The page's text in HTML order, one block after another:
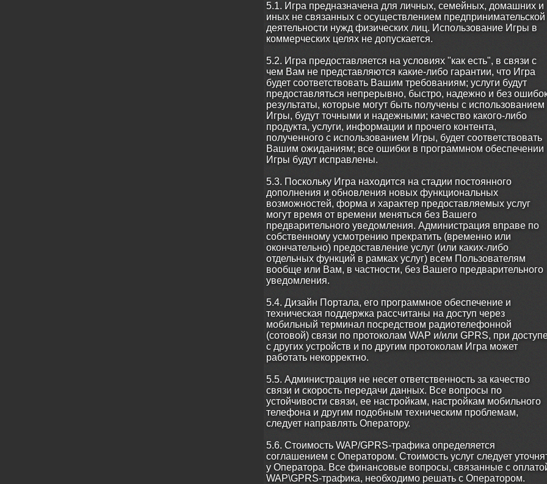
5.1. Игра предназначена для личных, семейных, домашних и
иных не связанных с осуществлением предпринимательской
деятельности нужд физических лиц. Использование Игры в
коммерческих целях не допускается.
5.2. Игра предоставляется на условиях "как есть", в связи с
чем Вам не представляются какие-либо гарантии, что Игра
будет соответствовать Вашим требованиям; услуги будут
предоставляться непрерывно, быстро, надежно и без
результаты, которые могут быть получены с использованием
Игры, будут точными и надежными; качество какого-либо
продукта, услуги, информации и прочего контента,
полученного с использованием Игры, будет соответствовать
Вашим ожиданиям; все ошибки в программном обеспечении
Игры будут исправлены.
5.3. Поскольку Игра находится на стадии постоянного
дополнения и обновления новых функциональных
возможностей, форма и характер предоставляемых услуг
могут время от времени меняться без Вашего
предварительного уведомления. Администрация вправе по
собственному усмотрению прекратить (временно или
окончательно) предоставление услуг (или каких-либо
отдельных функций в рамках услуг) всем Пользователям
вообще или Вам, в частности, без Вашего предварительного
уведомления.
5.4. Дизайн Портала, его программное обеспечение и
техническая поддержка рассчитаны на доступ через
мобильный терминал посредством радиотелефонной
(сотовой) связи по протоколам WAP и/или GPRS, при
с других устройств и по другим протоколам Игра может
работать некорректно.
5.5. Администрация не несет ответственность за качество
связи и скорость передачи данных. Все вопросы по
устойчивости связи, ее настройкам, настройкам мобильного
телефона и другим подобным техническим проблемам,
следует направлять Оператору.
5.6. Стоимость WAP/GPRS-трафика определяется
соглашением с Оператором. Стоимость услуг следует
у Оператора. Все финансовые вопросы, связанные с
WAP\GPRS-трафика, необходимо решать с Оператором.